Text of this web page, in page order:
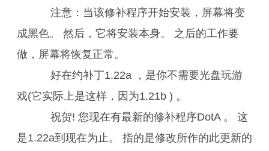
注意：当该修补程序开始安装，屏幕将变
成黑色。 然后，它将安装本身。 之后的工作要
做，屏幕将恢复正常。
好在约补丁1.22a ，是你不需要光盘玩游
戏(它实际上是这样，因为1.21b ) 。
祝贺! 您现在有最新的修补程序DotA 。 这
是1.22a到现在为止。 指的是修改所作的此更新的